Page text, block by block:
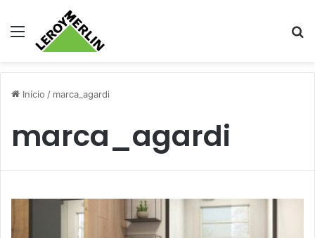
Menu
Início / marca_agardi
marca_agardi